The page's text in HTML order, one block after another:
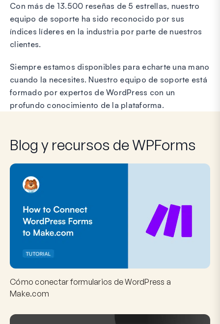
Con más de 13.500 reseñas de 5 estrellas, nuestro
equipo de soporte ha sido reconocido por sus
índices líderes en la industria por parte de nuestros
clientes.
Siempre estamos disponibles para echarte una mano
cuando la necesites. Nuestro equipo de soporte está
formado por expertos de WordPress con un
profundo conocimiento de la plataforma.
Blog y recursos de WPForms
Cómo conectar formularios de WordPress a
Make.com